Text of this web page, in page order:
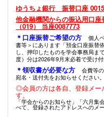
ゆうちょ銀行 振替口座
他金融機関からの振込用口
（019） 当座0087773
＊口座振替ご希望の方
個人
書等＞にあります「預金口座振替
し、押印したものを学会事務局ま
度）分は2026年9月末必着で受け付
＊領収書が必要な方
会費等
宛名・送付先をお知らせください。
◎会員の方は各自、登録メー
す。
「学会からのお知らせ」「六月集
べて、登録されたアドレスへのメ